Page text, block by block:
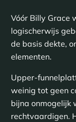
Vóór Billy Grace
logischerwijs
de basis dekte,
elementen.
Upper-
weinig tot geen
bijna onmogelijk
rechtvaardigen.